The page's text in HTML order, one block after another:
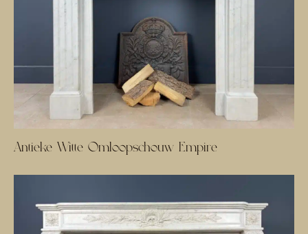
Antieke Witte Omloopschouw Empire